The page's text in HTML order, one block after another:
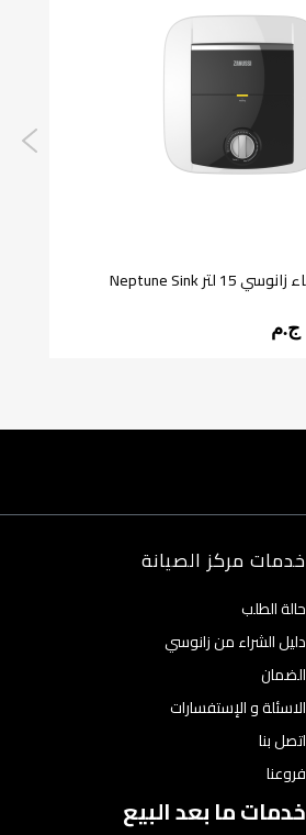
سخان كهرباء زانوسي 15 لتر Neptune Sink
خدمات مركز الصيانة
حالة الطلب
دليل الشراء من زانوسي
الضمان
الاسئلة و الإستفسارات
اتصل بنا
فروعنا
خدمات ما بعد البيع